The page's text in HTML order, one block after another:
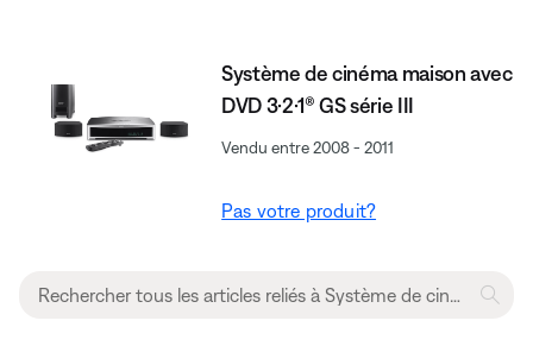
Système de cinéma maison avec
DVD 3·2·1® GS série III
Vendu entre 2008 - 2011
Pas votre produit?